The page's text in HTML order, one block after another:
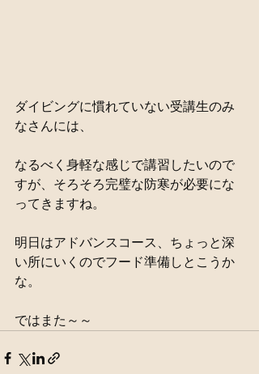
ダイビングに慣れていない受講生のみ
なさんには、
なるべく身軽な感じで講習したいので
すが、そろそろ完璧な防寒が必要にな
ってきますね。
明日はアドバンスコース、ちょっと深
い所にいくのでフード準備しとこうか
な。
ではまた～～